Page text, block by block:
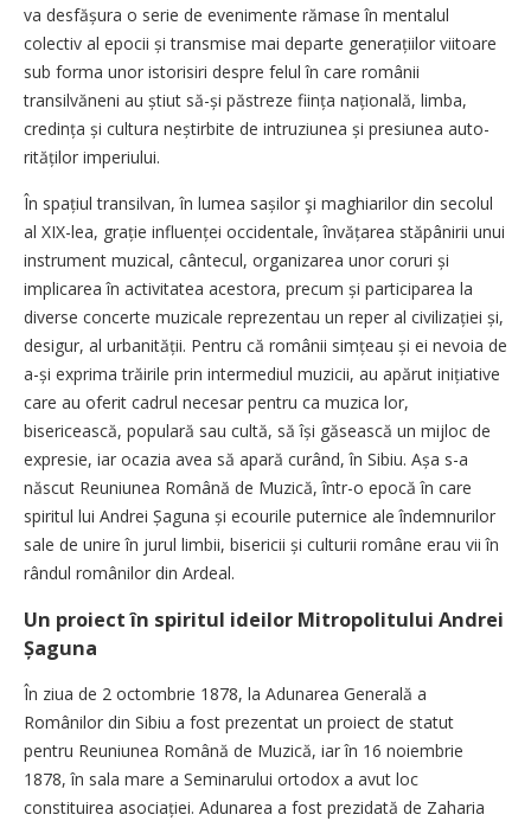
va desfășura o serie de evenimente rămase în mentalul
colectiv al epocii și transmise mai departe generațiilor viitoare
sub forma unor istorisiri despre felul în care românii
transilvăneni au știut să-și păstreze ființa națională, limba,
credința și cultura neștirbite de intruziunea și presiunea auto­
rităților imperiului.
În spațiul transilvan, în lumea sașilor şi maghiarilor din secolul
al XIX-lea, grație influenței occidentale, învățarea stăpânirii unui
instrument muzical, cântecul, organizarea unor coruri și
implicarea în activitatea acestora, precum și participarea la
diverse concerte muzicale reprezentau un reper al civilizației și,
desigur, al urbanității. Pentru că românii simțeau și ei nevoia de
a-și exprima trăirile prin intermediul muzicii, au apărut inițiative
care au oferit cadrul necesar pentru ca muzica lor,
bisericească, populară sau cultă, să își găsească un mijloc de
expresie, iar ocazia avea să apară curând, în Sibiu. Așa s-a
născut Reuniunea Română de Muzică, într-o epocă în care
spiritul lui Andrei Șaguna și ecourile puternice ale îndemnurilor
sale de unire în jurul limbii, bisericii și culturii române erau vii în
rândul românilor din Ardeal.
Un proiect în spiritul ideilor Mitropolitului Andrei
Șaguna
În ziua de 2 octombrie 1878, la Adunarea Generală a
Românilor din Sibiu a fost prezentat un proiect de statut
pentru Reuniunea Română de Muzică, iar în 16 noiembrie
1878, în sala mare a Seminarului ortodox a avut loc
constituirea asociației. Adunarea a fost prezidată de Zaharia